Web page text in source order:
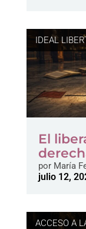
IDEAL
El
porMaría
julio 12,
ACCESO A